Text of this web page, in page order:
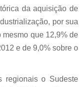
da aquisição de
por sua
que 12,9% de
e de 9,0% sobre o
regionais o Sudeste